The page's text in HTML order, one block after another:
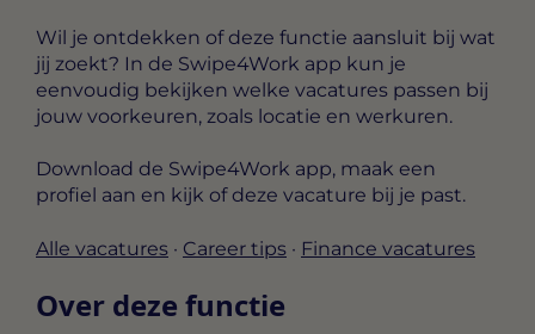
Wil je ontdekken of deze functie aansluit bij wat
jij zoekt? In de Swipe4Work app kun je
eenvoudig bekijken welke vacatures passen bij
jouw voorkeuren, zoals locatie en werkuren.
Download de Swipe4Work app, maak een
profiel aan en kijk of deze vacature bij je past.
Alle vacatures · Career tips · Finance vacatures
Over deze functie